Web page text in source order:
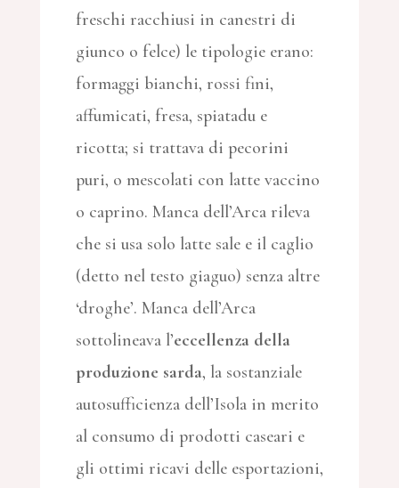
freschi racchiusi in canestri di
giunco o felce) le tipologie erano:
formaggi bianchi, rossi fini,
affumicati, fresa, spiatadu e
ricotta; si trattava di pecorini
puri, o mescolati con latte vaccino
o caprino. Manca dell’Arca rileva
che si usa solo latte sale e il caglio
(detto nel testo giaguo) senza altre
‘droghe’. Manca dell’Arca
sottolineava l’eccellenza della
produzione sarda, la sostanziale
autosufficienza dell’Isola in merito
al consumo di prodotti caseari e
gli ottimi ricavi delle esportazioni,